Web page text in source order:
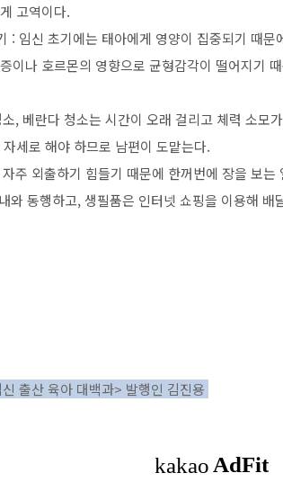
고역이다.
: 임신 초기에는 태아에게 영양이 집중되기 때
이나 호르몬의 영향으로 균형감각이 떨어지기
, 베란다 청소는 시간이 오래 걸리고 체력 소모
세로 해야 하므로 남편이 도맡는다.
주 외출하기 힘들기 때문에 한꺼번에 장을 보
와 동행하고, 생필품은 인터넷 쇼핑을 이용해 배
출산 육아 대백과> 발행인 김진용